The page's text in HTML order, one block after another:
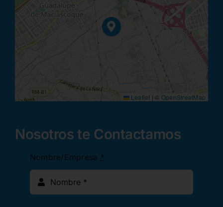
Leaflet | © OpenStreetMap
Nosotros te Contactamos
Nombre/Empresa *